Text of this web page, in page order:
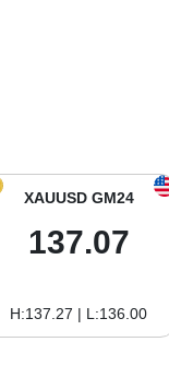
XAUUSD GM24
137.07
H:137.27 | L:136.00